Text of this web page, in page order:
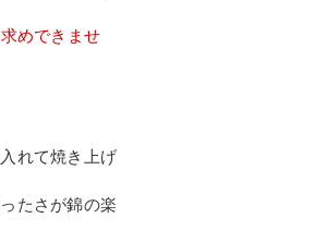
めできませ
れて焼き上げ
たさが錦の楽